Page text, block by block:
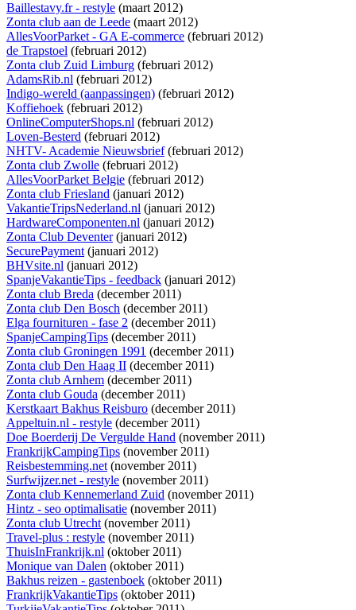
Baillestavy.fr - restyle (maart 2012)
Zonta club aan de Leede (maart 2012)
AllesVoorParket - GA E-commerce (februari 2012)
de Trapstoel (februari 2012)
Zonta club Zuid Limburg (februari 2012)
AdamsRib.nl (februari 2012)
Indigo-wereld (aanpassingen) (februari 2012)
Koffiehoek (februari 2012)
OnlineComputerShops.nl (februari 2012)
Loven-Besterd (februari 2012)
NHTV- Academie Nieuwsbrief(februari 2012)
Zonta club Zwolle (februari 2012)
AllesVoorParket Belgie (februari 2012)
Zonta club Friesland (januari 2012)
VakantieTripsNederland.nl (januari 2012)
HardwareComponenten.nl (januari 2012)
Zonta Club Deventer(januari 2012)
SecurePayment(januari 2012)
BHVsite.nl (januari 2012)
SpanjeVakantieTips - feedback (januari 2012)
Zonta club Breda (december 2011)
Zonta club Den Bosch (december 2011)
Elga fournituren - fase 2 (december 2011)
SpanjeCampingTips (december 2011)
Zonta club Groningen 1991 (december 2011)
Zonta club Den Haag II (december 2011)
Zonta club Arnhem (december 2011)
Zonta club Gouda (december 2011)
Kerstkaart Bakhus Reisburo (december 2011)
Appeltuin.nl - restyle (december 2011)
Doe Boerderij De Vergulde Hand (november 2011)
FrankrijkCampingTips (november 2011)
Reisbestemming.net(november 2011)
Surfwijzer.net - restyle (november 2011)
Zonta club Kennemerland Zuid (november 2011)
Hintz - seo optimalisatie (november 2011)
Zonta club Utrecht(november 2011)
Travel-plus : restyle (november 2011)
ThuisInFrankrijk.nl (oktober 2011)
Monique van Dalen (oktober 2011)
Bakhus reizen - gastenboek (oktober 2011)
FrankrijkVakantieTips (oktober 2011)